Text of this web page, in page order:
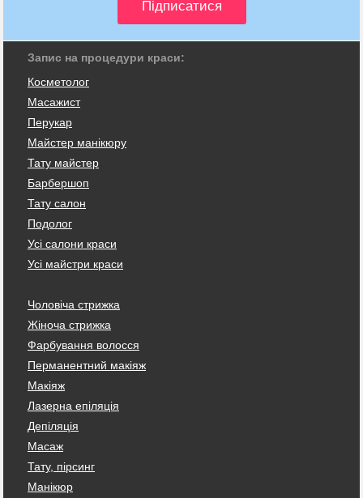
Запис на процедури краси:
Косметолог
Масажист
Перукар
Майстер манікюру
Тату майстер
Барбершоп
Тату салон
Подолог
Усі салони краси
Усі майстри краси
Чоловіча стрижка
Жіноча стрижка
Фарбування волосся
Перманентний макіяж
Макіяж
Лазерна епіляція
Депіляція
Масаж
Тату, пірсинг
Манікюр